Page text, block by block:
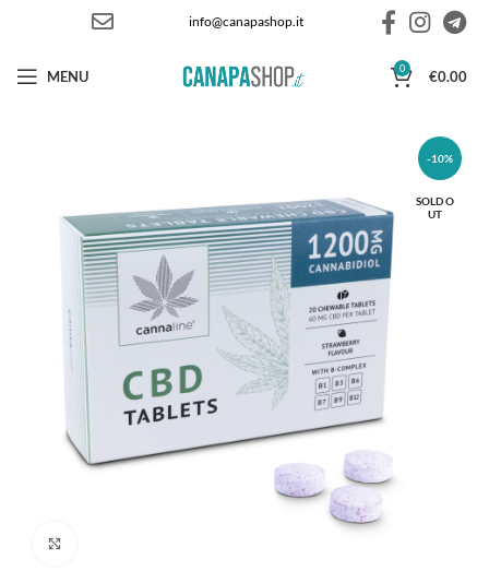
info@canapashop.it
MENU 0 €0.00
-10%
SOLD O
UT